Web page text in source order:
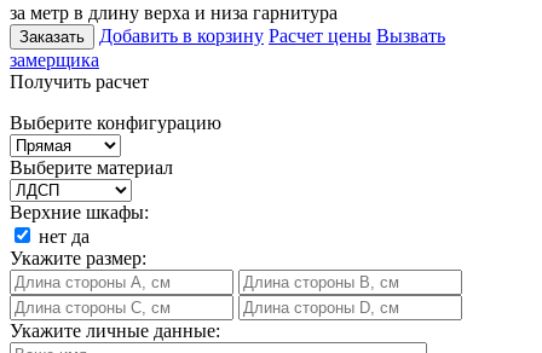
за метр в длину верха и низа гарнитура
Заказать Добавить в корзину Расчет цены Вызвать
замерщика
Получить расчет
Выберите конфигурацию
Выберите материал
Верхние шкафы:
нет да
Укажите размер:
Укажите личные данные: